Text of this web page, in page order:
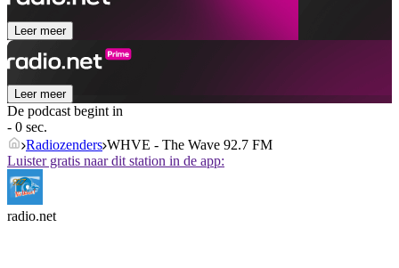
Leer meer
Leer meer
De podcast begint in
- 0 sec.
Radiozenders WHVE - The Wave 92.7 FM
Luister gratis naar dit station in de app:
radio.net